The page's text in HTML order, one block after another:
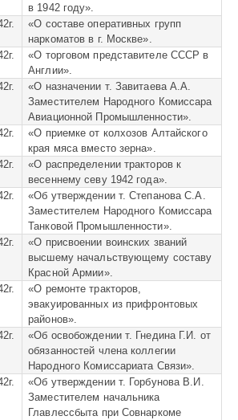
в 1942 году».
«О составе оперативных групп
наркоматов в г. Москве».
«О торговом представителе СССР в
Англии».
«О назначении т. Завитаева А.А.
Заместителем Народного Комиссара
Авиационной Промышленности».
«О приемке от колхозов Алтайского
края мяса вместо зерна».
«О распределении тракторов к
весеннему севу 1942 года».
«Об утверждении т. Степанова С.А.
Заместителем Народного Комиссара
Танковой Промышленности».
«О присвоении воинских званий
высшему начальствующему составу
Красной Армии».
«О ремонте тракторов,
эвакуированных из прифронтовых
районов».
«Об освобождении т. Гнедина Г.И. от
обязанностей члена коллегии
Народного Комиссариата Связи».
«Об утверждении т. Горбунова В.И.
Заместителем начальника
Главлессбыта при Совнаркоме